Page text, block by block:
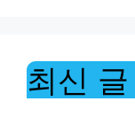
최신 글